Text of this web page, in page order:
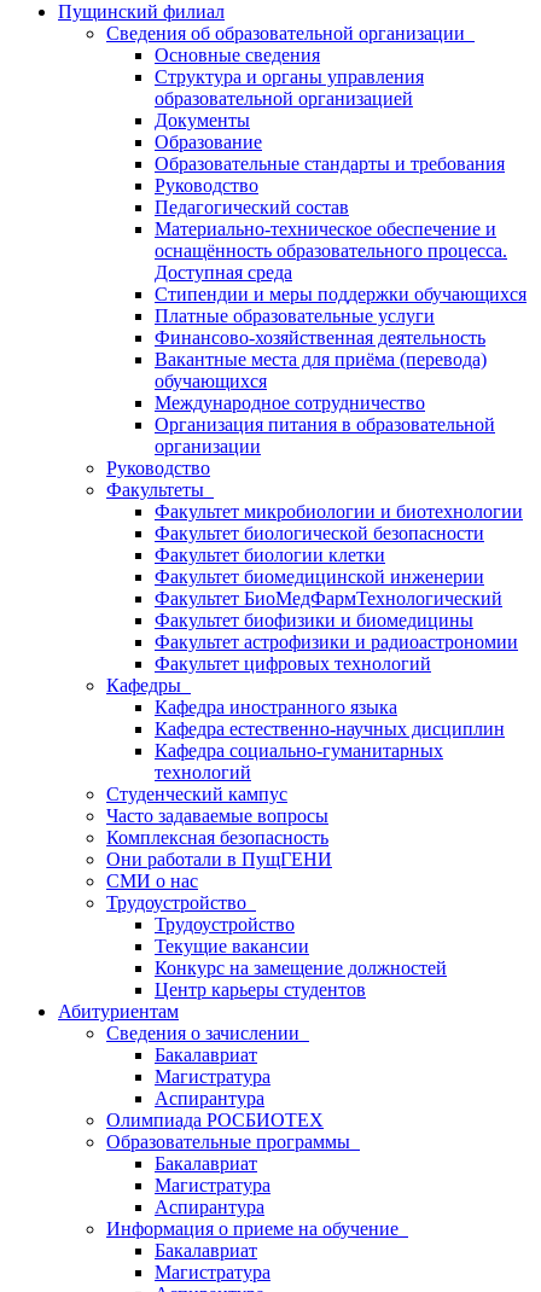
Пущинский филиал
Сведения об образовательной организации
Основные сведения
Структура и органы управления
образовательной организацией
Документы
Образование
Образовательные стандарты и требования
Руководство
Педагогический состав
Материально-техническое обеспечение и
оснащённость образовательного процесса.
Доступная среда
Стипендии и меры поддержки обучающихся
Платные образовательные услуги
Финансово-хозяйственная деятельность
Вакантные места для приёма (перевода)
обучающихся
Международное сотрудничество
Организация питания в образовательной
организации
Руководство
Факультеты
Факультет микробиологии и биотехнологии
Факультет биологической безопасности
Факультет биологии клетки
Факультет биомедицинской инженерии
Факультет БиоМедФармТехнологический
Факультет биофизики и биомедицины
Факультет астрофизики и радиоастрономии
Факультет цифровых технологий
Кафедры
Кафедра иностранного языка
Кафедра естественно-научных дисциплин
Кафедра социально-гуманитарных
технологий
Студенческий кампус
Часто задаваемые вопросы
Комплексная безопасность
Они работали в ПущГЕНИ
СМИ о нас
Трудоустройство
Трудоустройство
Текущие вакансии
Конкурс на замещение должностей
Центр карьеры студентов
Абитуриентам
Сведения о зачислении
Бакалавриат
Магистратура
Аспирантура
Олимпиада РОСБИОТЕХ
Образовательные программы
Бакалавриат
Магистратура
Аспирантура
Информация о приеме на обучение
Бакалавриат
Магистратура